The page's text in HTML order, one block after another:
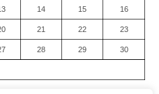
14 15 16
21 22 23
28 29 30